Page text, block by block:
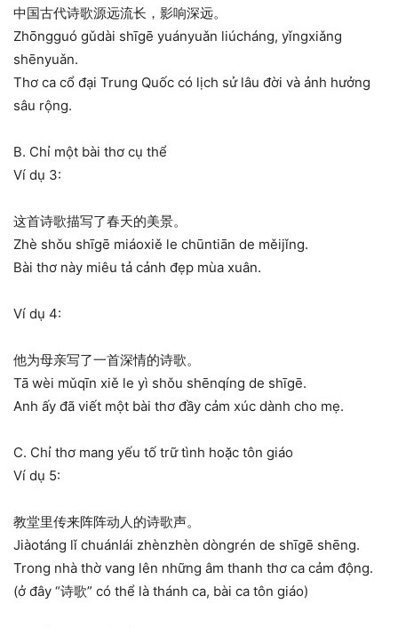
中国古代诗歌源远流长，影响深远。
Zhōngguó gǔdài shīgē yuányuǎn liúcháng, yǐngxiǎng
shēnyuǎn.
Thơ ca cổ đại Trung Quốc có lịch sử lâu đời và ảnh hưởng
sâu rộng.
B. Chỉ một bài thơ cụ thể
Ví dụ 3:
这首诗歌描写了春天的美景。
Zhè shǒu shīgē miáoxiě le chūntiān de měijǐng.
Bài thơ này miêu tả cảnh đẹp mùa xuân.
Ví dụ 4:
他为母亲写了一首深情的诗歌。
Tā wèi mǔqīn xiě le yì shǒu shēnqíng de shīgē.
Anh ấy đã viết một bài thơ đầy cảm xúc dành cho mẹ.
C. Chỉ thơ mang yếu tố trữ tình hoặc tôn giáo
Ví dụ 5:
教堂里传来阵阵动人的诗歌声。
Jiàotáng lǐ chuánlái zhènzhèn dòngrén de shīgē shēng.
Trong nhà thờ vang lên những âm thanh thơ ca cảm động.
(ở đây “诗歌” có thể là thánh ca, bài ca tôn giáo)